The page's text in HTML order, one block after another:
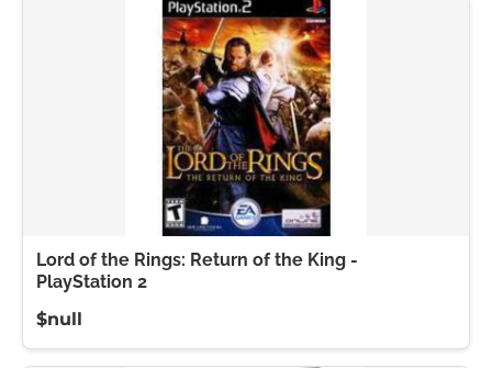
Lord of the Rings: Return of the King -
PlayStation 2
$null